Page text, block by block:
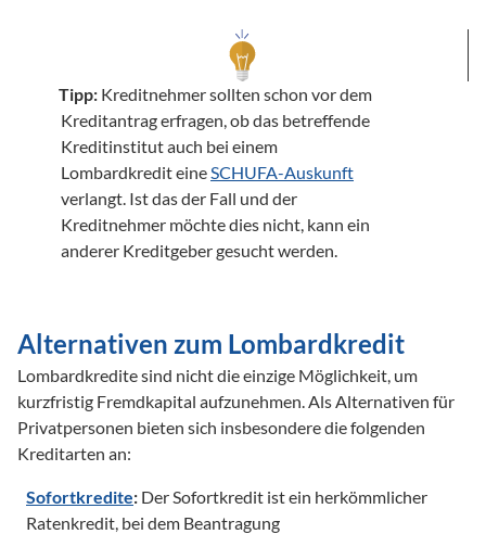
Tipp: Kreditnehmer sollten schon vor dem
Kreditantrag erfragen, ob das betreffende
Kreditinstitut auch bei einem
Lombardkredit eine SCHUFA-Auskunft
verlangt. Ist das der Fall und der
Kreditnehmer möchte dies nicht, kann ein
anderer Kreditgeber gesucht werden.
Alternativen zum Lombardkredit
Lombardkredite sind nicht die einzige Möglichkeit, um
kurzfristig Fremdkapital aufzunehmen. Als Alternativen für
Privatpersonen bieten sich insbesondere die folgenden
Kreditarten an:
Sofortkredite: Der Sofortkredit ist ein herkömmlicher
Ratenkredit, bei dem Beantragung